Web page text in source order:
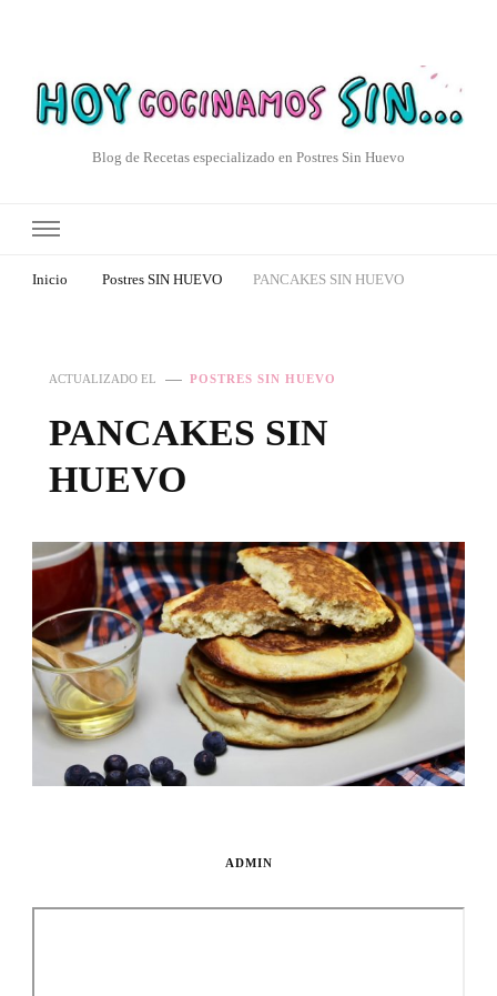
Blog de Recetas especializado en Postres Sin Huevo
Inicio Postres SIN HUEVO PANCAKES SIN HUEVO
ACTUALIZADO EL POSTRES SIN HUEVO
PANCAKES SIN
HUEVO
ADMIN